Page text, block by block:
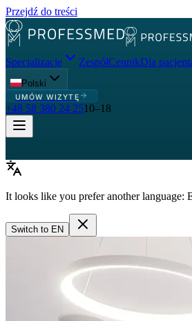
Przejdź do treści
Specjalizacje ZespółCennikDla
Polski
UMÓW WIZYTĘ
+48 58 380 24 2510–18
It looks like you prefer another language:
Switch to EN